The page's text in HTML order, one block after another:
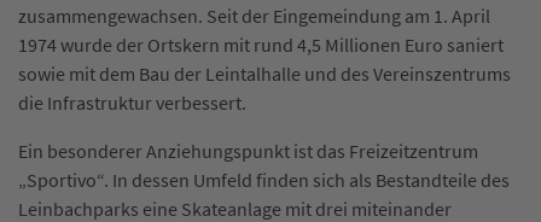
zusammengewachsen. Seit der Eingemeindung am 1. April
1974 wurde der Ortskern mit rund 4,5 Millionen Euro saniert
sowie mit dem Bau der Leintalhalle und des Vereinszentrums
die Infrastruktur verbessert.
Ein besonderer Anziehungspunkt ist das Freizeitzentrum
„Sportivo“. In dessen Umfeld finden sich als Bestandteile des
Leinbachparks eine Skateanlage mit drei miteinander